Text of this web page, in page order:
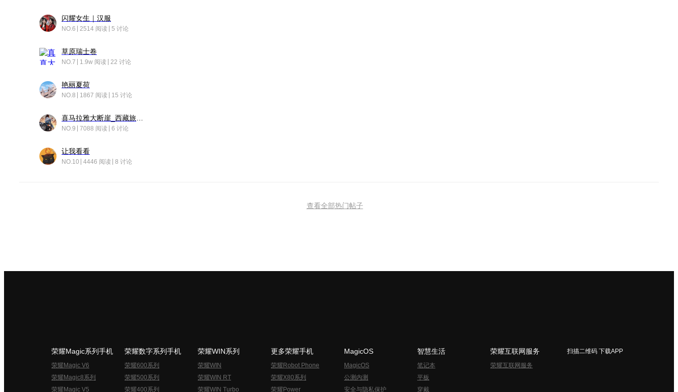
闪耀女生｜汉服
NO.6 2514 阅读 5 讨论
草原瑞士卷
NO.7 1.9w 阅读 22 讨论
艳丽夏荷
NO.8 1867 阅读 15 讨论
NO.9 7088 阅读 6 讨论
让我看看
NO.10 4446 阅读 8 讨论
查看全部热门帖子
荣耀Magic系列手机
荣耀Magic V6
荣耀Magic8系列
荣耀Magic V5
荣耀数字系列手机
荣耀600系列
荣耀500系列
荣耀400系列
荣耀WIN系列
荣耀WIN
荣耀WIN RT
荣耀WIN Turbo
更多荣耀手机
荣耀Robot Phone
荣耀X80系列
荣耀Power
MagicOS
MagicOS
公测内测
安全与隐私保护
智慧生活
笔记本
平板
穿戴
荣耀互联网服务
荣耀互联网服务
扫描二维码 下载APP